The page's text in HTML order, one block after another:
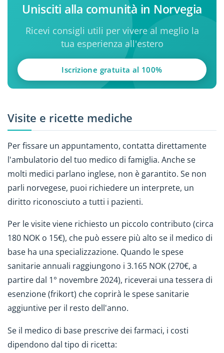
Unisciti alla comunità in Norvegia
Ricevi consigli utili per vivere al meglio la
tua esperienza all'estero
Iscrizione gratuita al 100%
Visite e ricette mediche
Per fissare un appuntamento, contatta direttamente
l'ambulatorio del tuo medico di famiglia. Anche se
molti medici parlano inglese, non è garantito. Se non
parli norvegese, puoi richiedere un interprete, un
diritto riconosciuto a tutti i pazienti.
Per le visite viene richiesto un piccolo contributo (circa
180 NOK o 15€), che può essere più alto se il medico di
base ha una specializzazione. Quando le spese
sanitarie annuali raggiungono i 3.165 NOK (270€, a
partire dal 1° novembre 2024), riceverai una tessera di
esenzione (frikort) che coprirà le spese sanitarie
aggiuntive per il resto dell'anno.
Se il medico di base prescrive dei farmaci, i costi
dipendono dal tipo di ricetta: